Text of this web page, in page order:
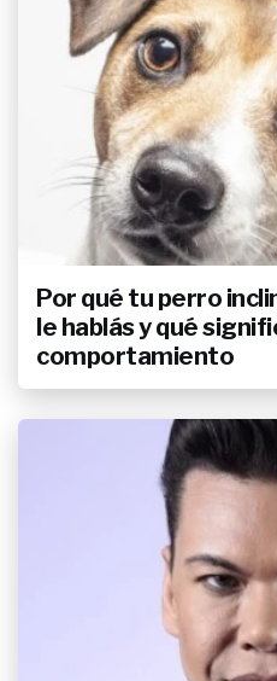
Por qué tu perro
le hablás y qué
comportamiento